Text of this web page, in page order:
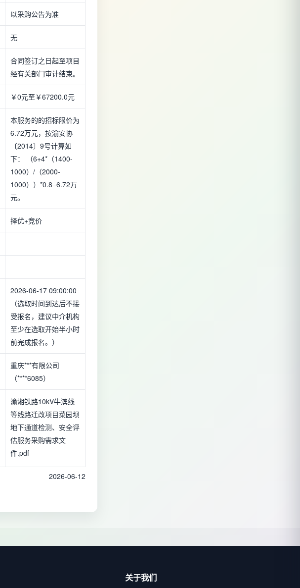
以采购公告为准
无
合同签订之日起至项目
经有关部门审计结束。
￥0元至￥67200.0元
本服务的的招标限价为
6.72万元，按渝安协
〔2014〕9号计算如
下： （6+4*（1400-
1000）/（2000-
1000））*0.8=6.72万
元。
择优+竞价
2026-06-17 09:00:00
（选取时间到达后不接
受报名，建议中介机构
至少在选取开始半小时
前完成报名。）
重庆***有限公司
（****6085）
渝湘铁路10kV牛滨线
等线路迁改项目菜园坝
地下通道检测、安全评
估服务采购需求文
件.pdf
2026-06-12
关于我们